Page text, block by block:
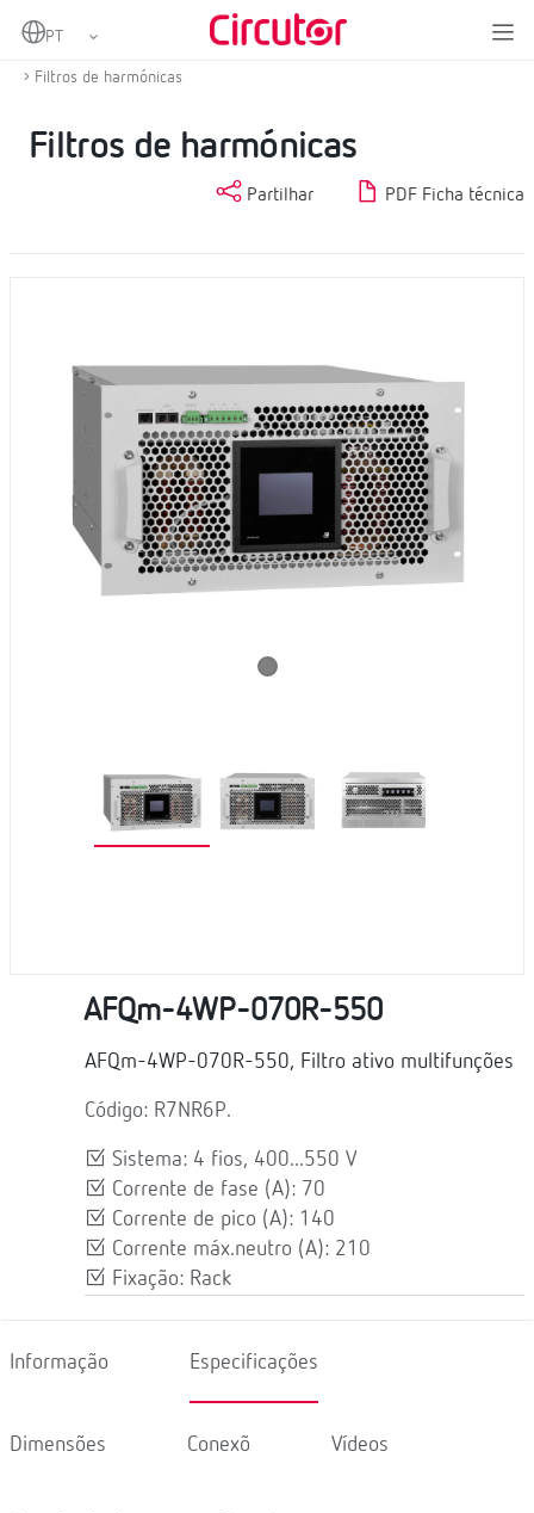
Home
Filtros de harmónicas
Filtros de harmónicas
Partilhar PDF Ficha técnica
AFQm-4WP-070R-550
AFQm-4WP-070R-550, Filtro ativo multifunções
Código: R7NR6P.
Sistema: 4 fios, 400...550 V
Corrente de fase (A): 70
Corrente de pico (A): 140
Corrente máx.neutro (A): 210
Fixação: Rack
Informação Especificações
Dimensões Conexõ Vídeos